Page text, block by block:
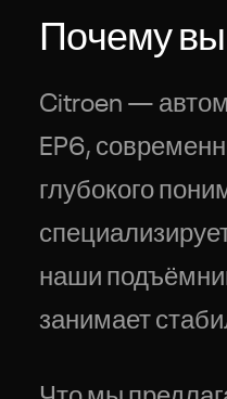
Почему
Citroen —
EP6,
глубокого
наши
занимает